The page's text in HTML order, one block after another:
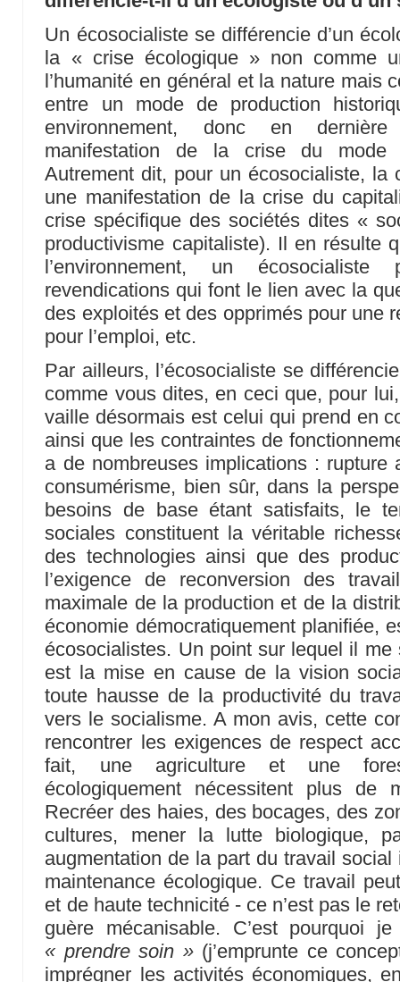
Un écosocialiste se différencie d’un
la « crise écologique » non comme
l’humanité en général et la nature mais
entre un mode de production
environnement, donc en
manifestation de la crise du mode
Autrement dit, pour un écosocialiste, la
une manifestation de la crise du
crise spécifique des sociétés dites «
productivisme capitaliste). Il en résulte
l’environnement, un écosocialiste
revendications qui font le lien avec la
des exploités et des opprimés pour une
pour l’emploi, etc.
Par ailleurs, l’écosocialiste se
comme vous dites, en ceci que, pour
vaille désormais est celui qui prend en
ainsi que les contraintes de
a de nombreuses implications : rupture
consumérisme, bien sûr, dans la
besoins de base étant satisfaits, le
sociales constituent la véritable
des technologies ainsi que des
l’exigence de reconversion des
maximale de la production et de la
économie démocratiquement planifiée,
écosocialistes. Un point sur lequel il me
est la mise en cause de la vision
toute hausse de la productivité du
vers le socialisme. A mon avis, cette
rencontrer les exigences de respect
fait, une agriculture et une
écologiquement nécessitent plus de
Recréer des haies, des bocages, des
cultures, mener la lutte biologique,
augmentation de la part du travail
maintenance écologique. Ce travail
et de haute technicité - ce n’est pas le
guère mécanisable. C’est pourquoi
« prendre soin »(j’emprunte ce
imprégner les activités économiques,